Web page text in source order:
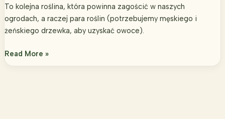
To kolejna roślina, która powinna zagościć w naszych
ogrodach, a raczej para roślin (potrzebujemy męskiego i
żeńskiego drzewka, aby uzyskać owoce).
Roślina
Read More »